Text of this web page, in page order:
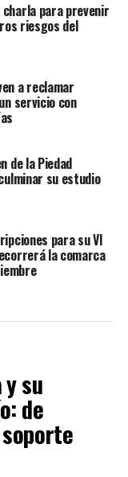
para prevenir
riesgos del
a reclamar
servicio con
de la Piedad
su estudio
para su VI
la comarca
su
de